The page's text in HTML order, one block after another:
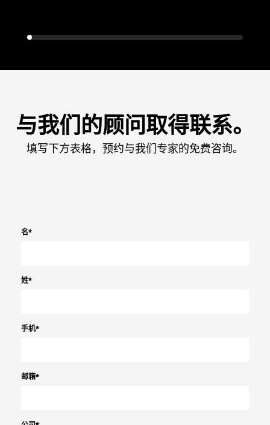
与我们的顾问取得联系。
填写下方表格，预约与我们专家的免费咨询。
名*
姓*
手机*
邮箱*